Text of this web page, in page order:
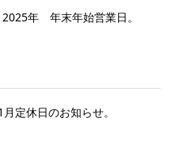
年 年末年始営業日。
定休日のお知らせ。